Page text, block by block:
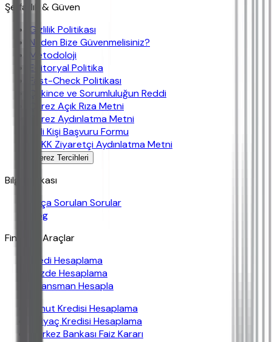
Şeffaflık & Güven
Gizlilik Politikası
Neden Bize Güvenmelisiniz?
Metodoloji
Editoryal Politika
Fast-Check Politikası
Çekince ve Sorumluluğun Reddi
Çerez Açık Rıza Metni
Çerez Aydınlatma Metni
İlgili Kişi Başvuru Formu
KVKK Ziyaretçi Aydınlatma Metni
Çerez Tercihleri
Bilgi Bankası
Sıkça Sorulan Sorular
Blog
Finansal Araçlar
Kredi Hesaplama
Yüzde Hesaplama
Finansman Hesapla
Konut Kredisi Hesaplama
İhtiyaç Kredisi Hesaplama
Merkez Bankası Faiz Kararı